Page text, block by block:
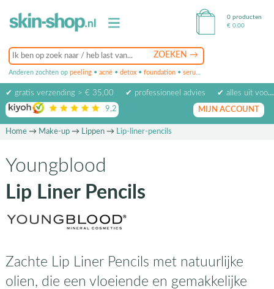
Anderen zochten op peeling • acné • detox • foundation • serum
0 producten
€ 0,00
✔ gratis verzending > € 35,00 ✔ professioneel advies
✔ alles uit voorraad leverbaar
9,2 op basis van beoordelingen
MIJN ACCOUNT
Home→ Make-up→ Lippen→ Lip-liner-pencils
Youngblood
Lip Liner Pencils
Zachte Lip Liner Pencils met natuurlijke
olien, die een vloeiende en gemakkelijke